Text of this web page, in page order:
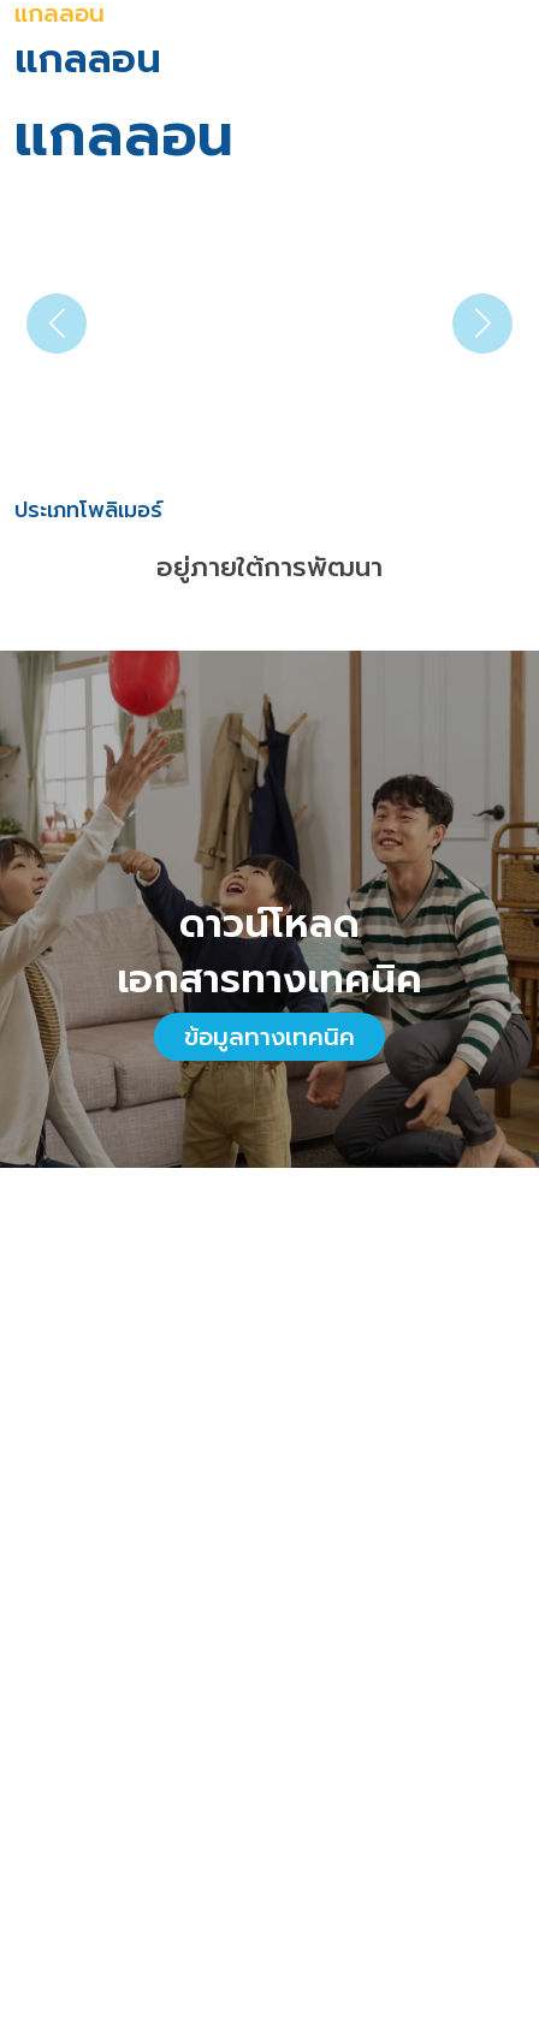
แกลลอน
แกลลอน
แกลลอน
ประเภทโพลิเมอร์
อยู่ภายใต้การพัฒนา
ดาวน์โหลด
เอกสารทางเทคนิค
ข้อมูลทางเทคนิค